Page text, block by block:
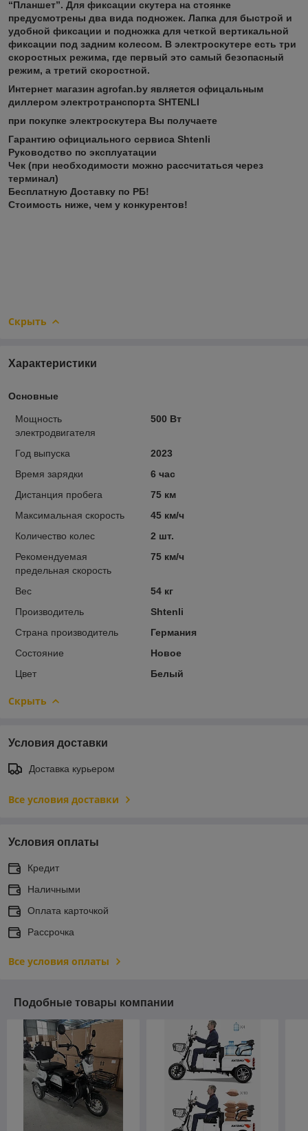
“Планшет”. Для фиксации скутера на стоянке
предусмотрены два вида подножек. Лапка для быстрой и
удобной фиксации и подножка для четкой вертикальной
фиксации под задним колесом. В электроскутере есть три
скоростных режима, где первый это самый безопасный
режим, а третий скоростной.
Интернет магазин agrofan.by является офицальным
диллером электротранспорта SHTENLI
при покупке электроскутера Вы получаете
Гарантию официального сервиса Shtenli
Руководство по эксплуатации
Чек (при необходимости можно рассчитаться через
терминал)
Бесплатную Доставку по РБ!
Стоимость ниже, чем у конкурентов!
Скрыть
Характеристики
Основные
Мощность
электродвигателя
500 Вт
Год выпуска
2023
Время зарядки
6 час
Дистанция пробега
75 км
Максимальная скорость
45 км/ч
Количество колес
2 шт.
Рекомендуемая
предельная скорость
75 км/ч
Вес
54 кг
Производитель
Shtenli
Страна производитель
Германия
Состояние
Новое
Цвет
Белый
Скрыть
Условия доставки
Доставка курьером
Все условия доставки
Условия оплаты
Кредит
Наличными
Оплата карточкой
Рассрочка
Все условия оплаты
Подобные товары компании